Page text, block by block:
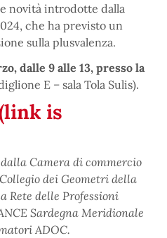
novità introdotte dalla
che ha previsto un
sulla plusvalenza.
dalle 9 alle 13, presso la
E – sala Tola Sulis).
is
Camera di commercio
dei Geometri della
Rete delle Professioni
Sardegna Meridionale
ADOC.